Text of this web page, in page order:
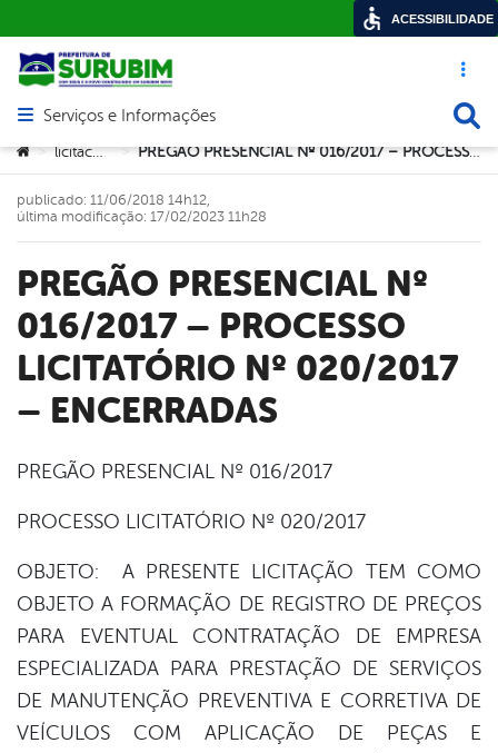
Acesso
Abrir menu principal de navegação
Serviços e Informações
Você está aqui:
> licitacoes > PREGÃO PRESENCIAL Nº 016/2017 – PROCESSO LICITATÓRIO Nº 020/2017 – ENCERRADAS
PREGÃO PRESENCIAL Nº
016/2017 – PROCESSO
LICITATÓRIO Nº 020/2017
– ENCERRADAS
publicado: 11/06/2018 14h12,
última modificação: 17/02/2023 11h28
PREGÃO PRESENCIAL Nº 016/2017
PROCESSO LICITATÓRIO Nº 020/2017
OBJETO: A PRESENTE LICITAÇÃO TEM COMO
OBJETO A FORMAÇÃO DE REGISTRO DE PREÇOS
PARA EVENTUAL CONTRATAÇÃO DE EMPRESA
ESPECIALIZADA PARA PRESTAÇÃO DE SERVIÇOS
DE MANUTENÇÃO PREVENTIVA E CORRETIVA DE
VEÍCULOS COM APLICAÇÃO DE PEÇAS E
ACESSIBILIDADE